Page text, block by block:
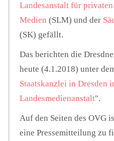
Landesanstalt für
Medien (SLM) und der
(SK) gefällt.
Das berichten die
heute (4.1.2018) unter
Staatskanzlei in Dresden
Landesmedienanstalt".
Auf den Seiten des OVG
eine Pressemitteilung zu